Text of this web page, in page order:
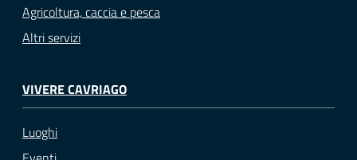
Agricoltura, caccia e pesca
Altri servizi
VIVERE CAVRIAGO
Luoghi